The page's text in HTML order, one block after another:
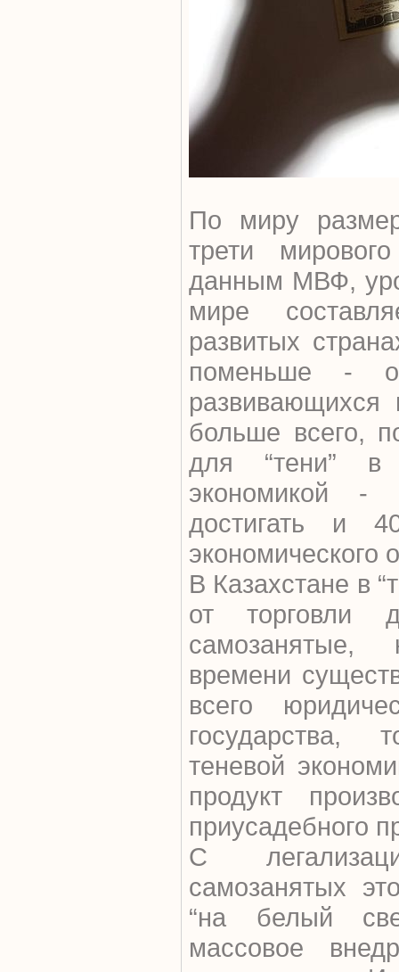
По миру
трети
данным МВФ,
мире
развитых
поменьше -
больше всего,
для “тени” в
экономикой
достигать и
экономического
В Казахстане в
от торговли
самозанятые,
времени
всего
государства,
теневой
продукт
приусадебного
С
самозанятых
“на белый
массовое